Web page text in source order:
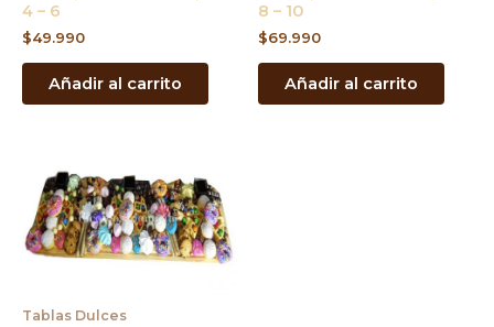
4 – 6
$49.990
Añadir al carrito
8 – 10
$69.990
Añadir al carrito
Tablas Dulces